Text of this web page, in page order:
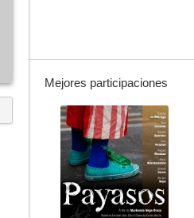
Mejores participaciones
--